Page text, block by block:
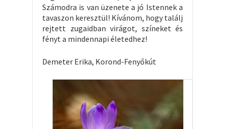
Számodra is van üzenete a jó Istennek a
tavaszon keresztül! Kívánom, hogy találj
rejtett zugaidban virágot, színeket és
fényt a mindennapi életedhez!
Demeter Erika, Korond-Fenyőkút